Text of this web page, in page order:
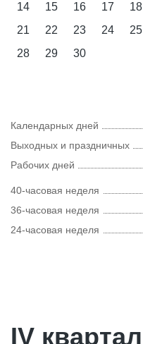
14
15 16 17 18
21
22 23 24 25
28
29 30
Календарных дней
Выходных и праздничных
Рабочих дней
40-часовая неделя
36-часовая неделя
24-часовая неделя
IV квартал